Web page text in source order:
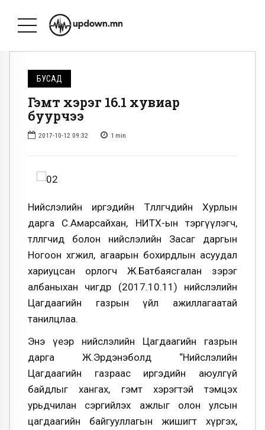
БУСАД
Гэмт хэрэг 16.1 хувиар
буурчээ
2017-10-12 09:32 1 min
Нийслэлийн иргэдийн Төлөөлөгчдийн Хурлын
дарга С.Амарсайхан, НИТХ-ын тэргүүлэгч,
төлөөлөгчид болон нийслэлийн Засаг даргын
Ногоон хөгжил, агаарын бохирдлын асуудал
хариуцсан орлогч Ж.Батбаясгалан зэрэг
албаныхан өчигдөр (2017.10.11) нийслэлийн
Цагдаагийн газрын үйл ажиллагаатай
танилцлаа.
Энэ үеэр нийслэлийн Цагдаагийн газрын
дарга Ж.Эрдэнэболд “Нийслэлийн
Цагдаагийн газраас иргэдийн аюулгүй
байдлыг хангах, гэмт хэрэгтэй тэмцэх
урьдчилан сэргийлэх ажлыг олон улсын
цагдаагийн байгууллагын жишигт хүргэх,